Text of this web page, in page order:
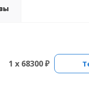
1 x 68300 ₽